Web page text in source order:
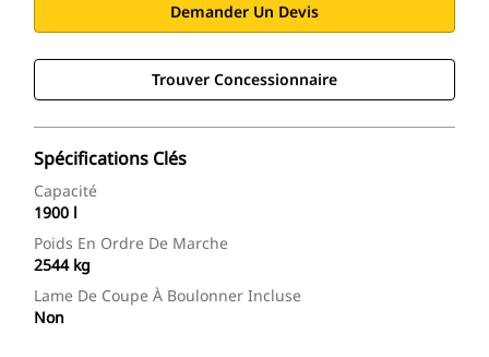
Demander Un Devis
Trouver Concessionnaire
Spécifications Clés
Capacité
1900 l
Poids En Ordre De Marche
2544 kg
Lame De Coupe À Boulonner Incluse
Non